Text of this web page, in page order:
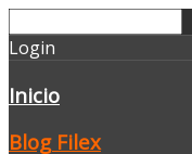
Login
Inicio
Blog Filex